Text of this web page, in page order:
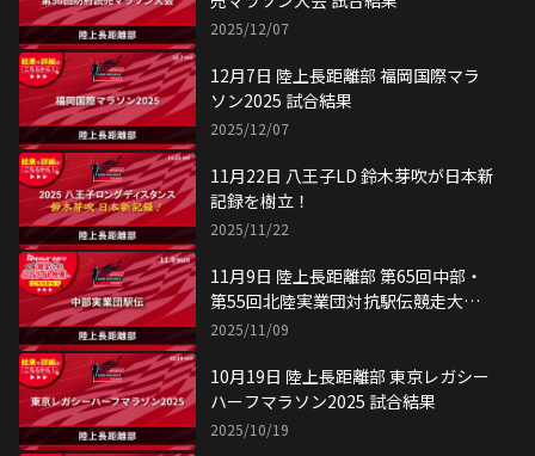
2025/12/07
12月7日 陸上長距離部 福岡国際マラ
ソン2025 試合結果
2025/12/07
11月22日 八王子LD 鈴木芽吹が日本新
記録を樹立！
2025/11/22
11月9日 陸上長距離部 第65回中部・
第55回北陸実業団対抗駅伝競走大会
試合結果
2025/11/09
10月19日 陸上長距離部 東京レガシー
ハーフマラソン2025 試合結果
2025/10/19